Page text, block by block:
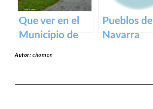
Que ver en el
Municipio de
Pueblos de
Navarra
Autor:chomon